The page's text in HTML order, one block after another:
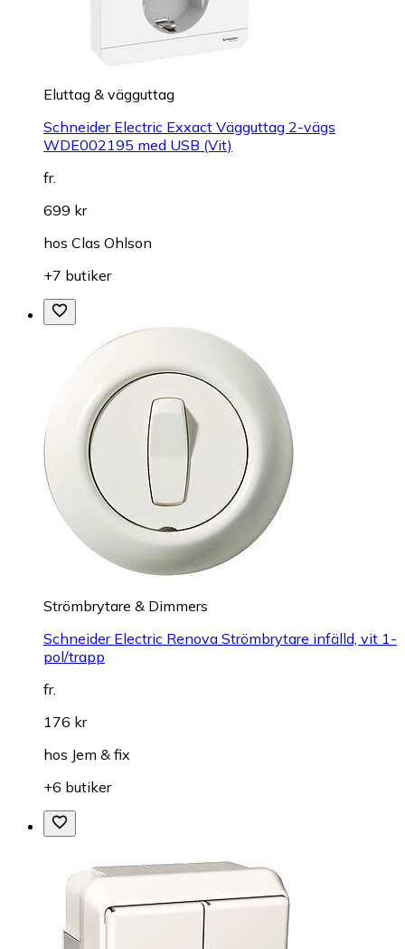
Eluttag & vägguttag
Schneider Electric Exxact Vägguttag 2-vägs
WDE002195 med USB (Vit)
fr.
699 kr
hos Clas Ohlson
+7 butiker
Strömbrytare & Dimmers
Schneider Electric Renova Strömbrytare infälld, vit 1-
pol/trapp
fr.
176 kr
hos Jem & fix
+6 butiker